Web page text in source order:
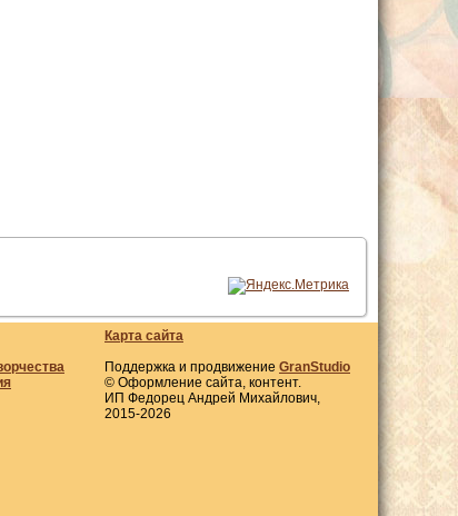
Карта сайта
Поддержка и продвижение GranStudio
© Оформление сайта, контент.
ИП Федорец Андрей Михайлович,
2015-2026